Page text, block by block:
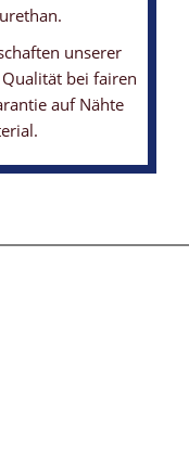
unserer
bei fairen
auf Nähte